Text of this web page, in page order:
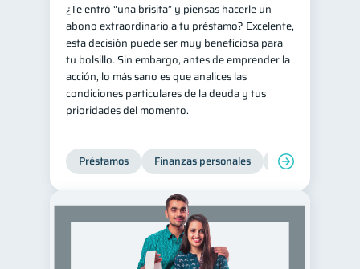
¿Te entró “una brisita” y piensas hacerle un
abono extraordinario a tu préstamo? Excelente,
esta decisión puede ser muy beneficiosa para
tu bolsillo. Sin embargo, antes de emprender la
acción, lo más sano es que analices las
condiciones particulares de la deuda y tus
prioridades del momento.
Préstamos Finanzas personales Finanzas para